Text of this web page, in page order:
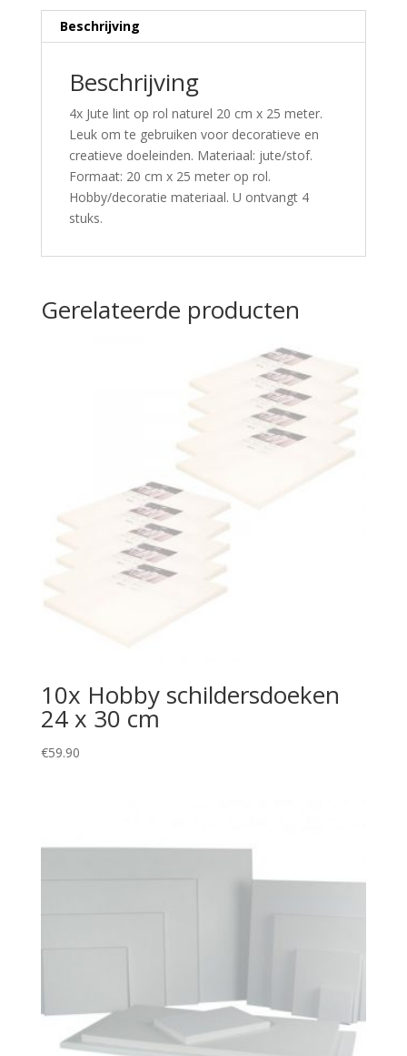
Beschrijving
Beschrijving
4x Jute lint op rol naturel 20 cm x 25 meter.
Leuk om te gebruiken voor decoratieve en
creatieve doeleinden. Materiaal: jute/stof.
Formaat: 20 cm x 25 meter op rol.
Hobby/decoratie materiaal. U ontvangt 4
stuks.
Gerelateerde producten
10x Hobby schildersdoeken
24 x 30 cm
€59.90